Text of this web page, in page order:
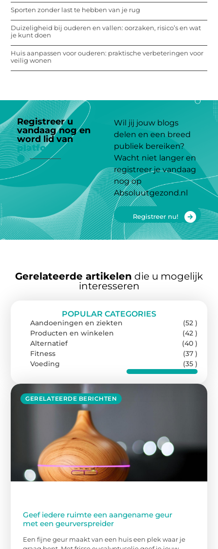
Sporten zonder last te hebben van je rug
Duizeligheid bij ouderen en vallen: oorzaken, risico’s en wat
je kunt doen
Huis aanpassen voor ouderen: praktische verbeteringen voor
veilig wonen
Registreer u
vandaag nog en
word lid van
platform
Wil jij jouw blogs
delen en een breed
publiek bereiken?
Wacht niet langer en
registreer je vandaag
nog op
Absoluutgezond.nl
Registreer nu!
Gerelateerde artikelen die u mogelijk
interesseren
GERELATEERDE BERICHTEN
Geef iedere ruimte een aangename geur
met een geurverspreider
Een fijne geur maakt van een huis een plek waar je
POPULAR CATEGORIES
Aandoeningen en ziekten
(52 )
Producten en winkelen
(42 )
Alternatief
(40 )
Fitness
(37 )
Voeding
(35 )